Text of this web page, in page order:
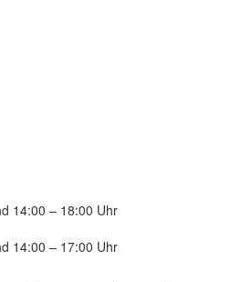
14:00 – 18:00 Uhr
14:00 – 17:00 Uhr